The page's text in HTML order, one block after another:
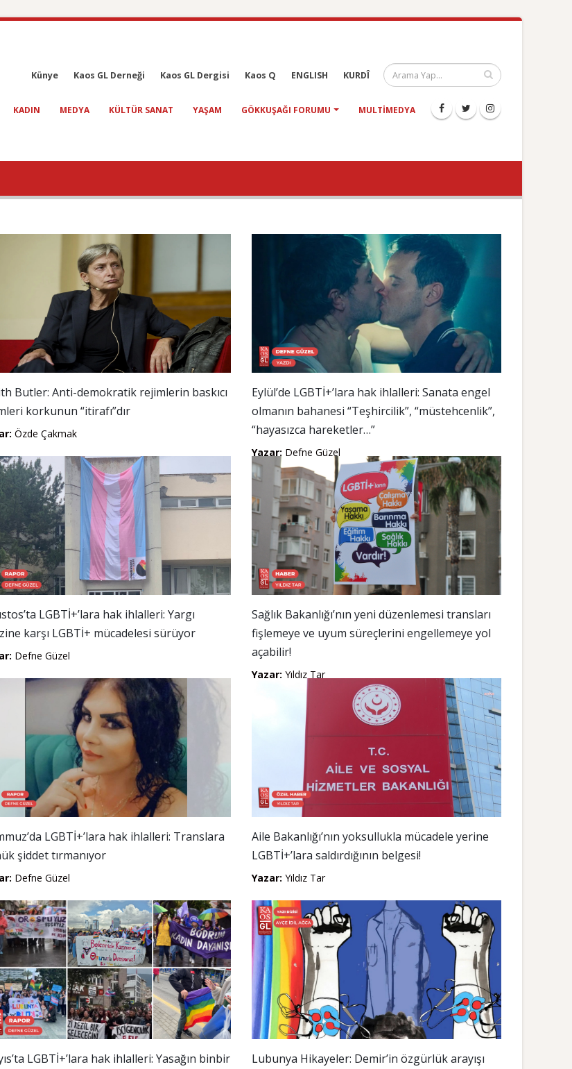
Künye Kaos GL Derneği Kaos GL Dergisi Kaos Q ENGLISH KURDÎ
KADIN MEDYA KÜLTÜR SANAT YAŞAM GÖKKUŞAĞI FORUMU MULTIMEDYA
Butler: Anti-demokratik rejimlerin baskıcı
korkunun “itirafı”dır
Özde Çakmak
Eylül’de LGBTİ+’lara hak ihlalleri: Sanata engel
olmanın bahanesi “Teşhircilik”, “müstehcenlik”,
“hayasızca hareketler…”
Yazar: Defne Güzel
LGBTİ+’lara hak ihlalleri: Yargı
karşı LGBTİ+ mücadelesi sürüyor
Defne Güzel
Sağlık Bakanlığı’nın yeni düzenlemesi transları
fişlemeye ve uyum süreçlerini engellemeye yol
açabilir!
Yazar: Yıldız Tar
LGBTİ+’lara hak ihlalleri: Translara
şiddet tırmanıyor
Defne Güzel
Aile Bakanlığı’nın yoksullukla mücadele yerine
LGBTİ+’lara saldırdığının belgesi!
Yazar: Yıldız Tar
LGBTİ+’lara hak ihlalleri: Yasağın binbir
Lubunya Hikayeler: Demir’in özgürlük arayışı